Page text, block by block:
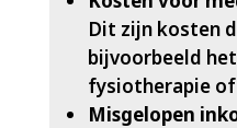
Dit zijn kosten
bijvoorbeeld
fysiotherapie
Misgelopen